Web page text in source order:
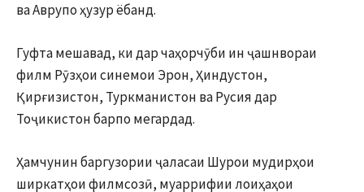
ва Аврупо ҳузур ёбанд.
Гуфта мешавад, ки дар чаҳорчӯби ин ҷашнвораи
филм Рӯзҳои синемои Эрон, Ҳиндустон,
Қирғизистон, Туркманистон ва Русия дар
Тоҷикистон барпо мегардад.
Ҳамчунин баргузории ҷаласаи Шурои мудирҳои
ширкатҳои филмсозӣ, муаррифии лоиҳаҳои